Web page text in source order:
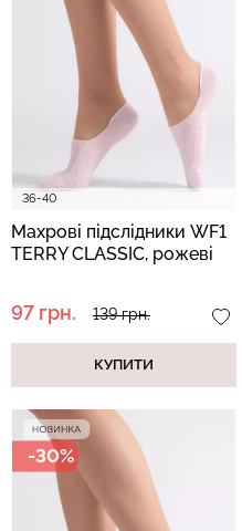
36-40
Махрові підслідники WF1
TERRY CLASSIC, рожеві
97 грн. 139 грн.
КУПИТИ
-30%